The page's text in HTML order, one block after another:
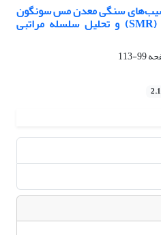
سنگی معدن مس سونگون
بر اساس امتیاز توده‌ی سنگ (SMR) و تحلیل سلسله مراتبی
99-113